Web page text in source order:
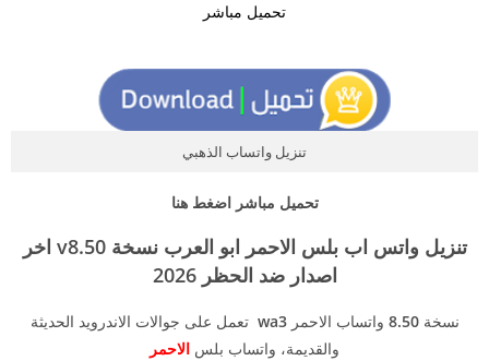
تحميل مباشر
تنزيل واتساب الذهبي
تحميل مباشر اضغط هنا
تنزيل واتس اب بلس الاحمر ابو العرب نسخة v8.50 اخر
اصدار ضد الحظر 2026
نسخة8.50 واتساب الاحمرwa3 تعمل على جوالات الاندرويد الحديثة
والقديمة، واتساب بلس الاحمر